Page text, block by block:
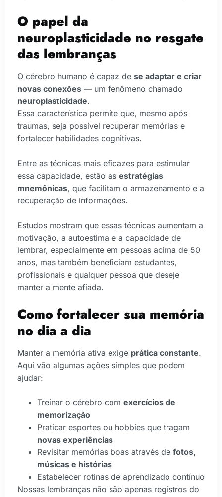
O papel da
neuroplasticidade no resgate
das lembranças
O cérebro humano é capaz de se adaptar e criar
novas conexões — um fenômeno chamado
neuroplasticidade.
Essa característica permite que, mesmo após
traumas, seja possível recuperar memórias e
fortalecer habilidades cognitivas.
Entre as técnicas mais eficazes para estimular
essa capacidade, estão as estratégias
mnemônicas, que facilitam o armazenamento e a
recuperação de informações.
Estudos mostram que essas técnicas aumentam a
motivação, a autoestima e a capacidade de
lembrar, especialmente em pessoas acima de 50
anos, mas também beneficiam estudantes,
profissionais e qualquer pessoa que deseje
manter a mente afiada.
Como fortalecer sua memória
no dia a dia
Manter a memória ativa exige prática constante.
Aqui vão algumas ações simples que podem
ajudar:
Treinar o cérebro com exercícios de
memorização
Praticar esportes ou hobbies que tragam
novas experiências
Revisitar memórias boas através de fotos,
músicas e histórias
Estabelecer rotinas de aprendizado contínuo
Nossas lembranças não são apenas registros do